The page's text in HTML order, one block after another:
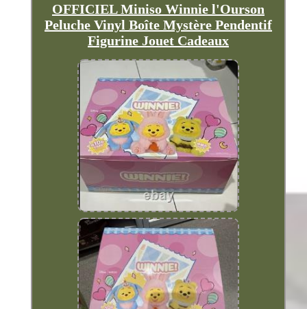
OFFICIEL Miniso Winnie l'Ourson
Peluche Vinyl Boîte Mystère Pendentif
Figurine Jouet Cadeaux